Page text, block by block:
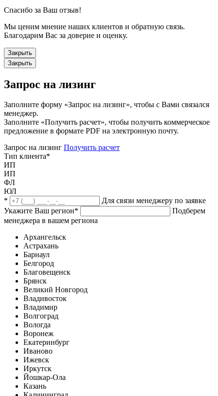
Спасибо за Ваш отзыв!
Мы ценим мнение наших клиентов и обратную связь.
Благодарим Вас за доверие и оценку.
Закрыть
Закрыть
Запрос на лизинг
Заполните форму «Запрос на лизинг», чтобы с Вами связался
менеджер.
Заполните «Получить расчет», чтобы получить коммерческое
предложение в формате PDF на электронную почту.
Запрос на лизинг Получить расчет
Тип клиента*
ИП
ИП
ФЛ
ЮЛ
*
Для связи менеджеру по заявке
Укажите Ваш регион*
Подберем
менеджера в вашем региона
Архангельск
Астрахань
Барнаул
Белгород
Благовещенск
Брянск
Великий Новгород
Владивосток
Владимир
Волгоград
Вологда
Воронеж
Екатеринбург
Иваново
Ижевск
Иркутск
Йошкар-Ола
Казань